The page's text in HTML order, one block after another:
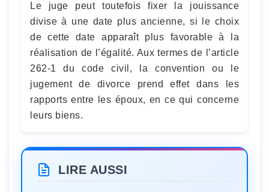
Le juge peut toutefois fixer la jouissance
divise à une date plus ancienne, si le choix
de cette date apparaît plus favorable à la
réalisation de l’égalité. Aux termes de l’article
262-1 du code civil, la convention ou le
jugement de divorce prend effet dans les
rapports entre les époux, en ce qui concerne
leurs biens.
LIRE AUSSI